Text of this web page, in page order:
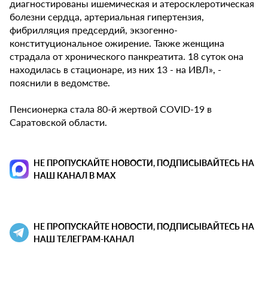
диагностированы ишемическая и атеросклеротическая
болезни сердца, артериальная гипертензия,
фибрилляция предсердий, экзогенно-
конституциональное ожирение. Также женщина
страдала от хронического панкреатита. 18 суток она
находилась в стационаре, из них 13 - на ИВЛ», -
пояснили в ведомстве.
Пенсионерка стала 80-й жертвой COVID-19 в
Саратовской области.
НЕ ПРОПУСКАЙТЕ НОВОСТИ, ПОДПИСЫВАЙТЕСЬ НА
НАШ КАНАЛ В MAX
НЕ ПРОПУСКАЙТЕ НОВОСТИ, ПОДПИСЫВАЙТЕСЬ НА
НАШ ТЕЛЕГРАМ-КАНАЛ